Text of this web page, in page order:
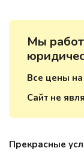
Мы
Все цены
Сайт не
Прекрасные